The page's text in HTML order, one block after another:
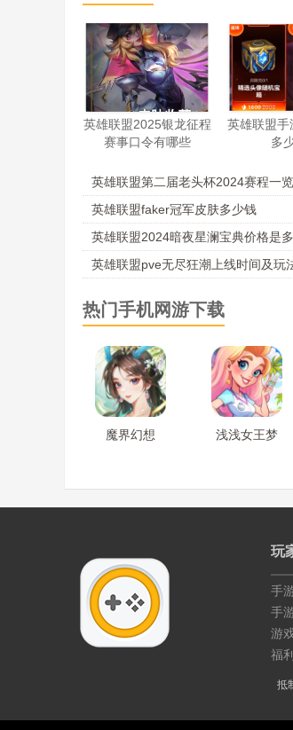
英雄联盟2025银龙征程
赛事口令有哪些
英雄联盟手
多
英雄联盟第二届老头杯2024赛程一览
英雄联盟faker冠军皮肤多少钱
英雄联盟2024暗夜星澜宝典价格是
英雄联盟pve无尽狂潮上线时间及玩
热门手机网游下载
魔界幻想 浅浅女王梦
玩
手
手
游
福
抵